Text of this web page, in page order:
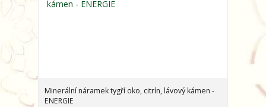
Minerální náramek tygří oko, citrín, lávový kámen -
ENERGIE